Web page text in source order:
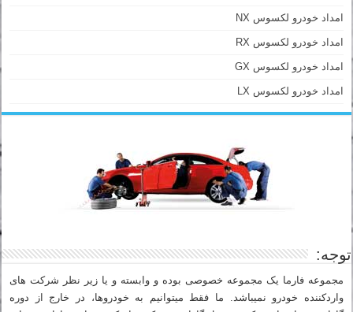
امداد خودرو لکسوس NX
امداد خودرو لکسوس RX
امداد خودرو لکسوس GX
امداد خودرو لکسوس LX
توجه:
مجموعه فارما یک مجموعه خصوصی بوده و وابسته و یا زیر نظر شرکت های
واردکننده خودرو نمیباشد. ما فقط میتوانیم به خودروها، در خارج از دوره